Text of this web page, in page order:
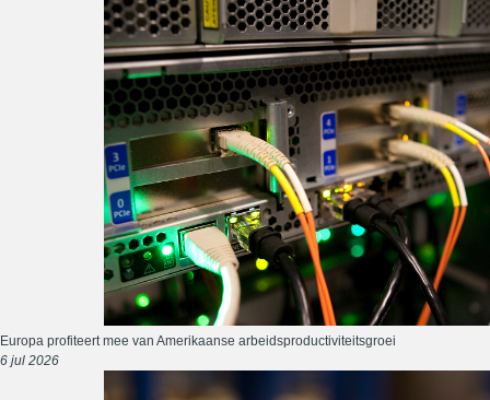
Europa profiteert mee van Amerikaanse arbeidsproductiviteitsgroei
6 jul 2026